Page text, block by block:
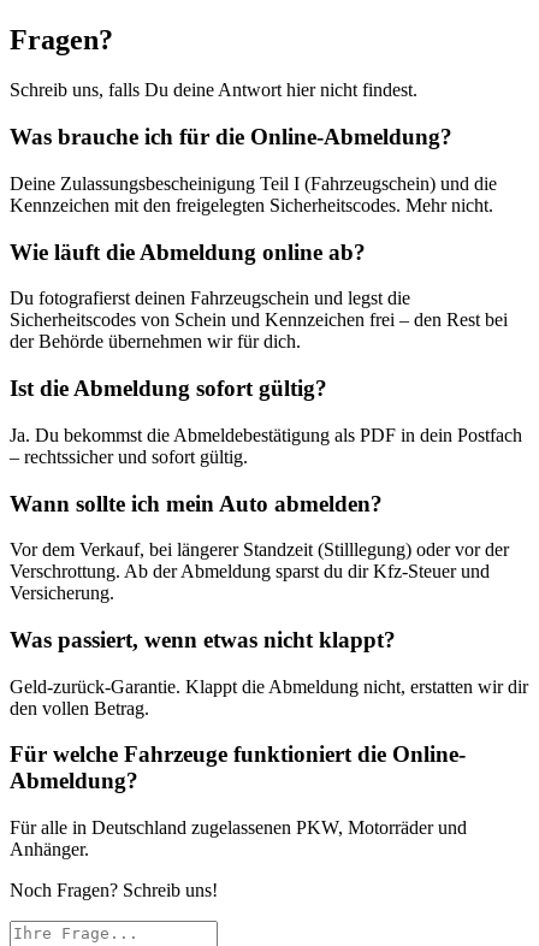
Fragen?
Schreib uns, falls Du deine Antwort hier nicht findest.
Was brauche ich für die Online-Abmeldung?
Deine Zulassungsbescheinigung Teil I (Fahrzeugschein) und die
Kennzeichen mit den freigelegten Sicherheitscodes. Mehr nicht.
Wie läuft die Abmeldung online ab?
Du fotografierst deinen Fahrzeugschein und legst die
Sicherheitscodes von Schein und Kennzeichen frei – den Rest bei
der Behörde übernehmen wir für dich.
Ist die Abmeldung sofort gültig?
Ja. Du bekommst die Abmeldebestätigung als PDF in dein Postfach
– rechtssicher und sofort gültig.
Wann sollte ich mein Auto abmelden?
Vor dem Verkauf, bei längerer Standzeit (Stilllegung) oder vor der
Verschrottung. Ab der Abmeldung sparst du dir Kfz-Steuer und
Versicherung.
Was passiert, wenn etwas nicht klappt?
Geld-zurück-Garantie. Klappt die Abmeldung nicht, erstatten wir dir
den vollen Betrag.
Für welche Fahrzeuge funktioniert die Online-
Abmeldung?
Für alle in Deutschland zugelassenen PKW, Motorräder und
Anhänger.
Noch Fragen? Schreib uns!